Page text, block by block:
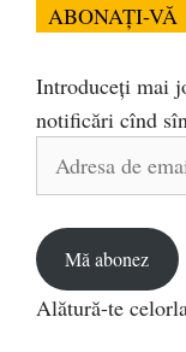
ABONAȚI-VĂ
Introduceți mai
notificări cînd
Adresa
Mă abonez
Alătură-te